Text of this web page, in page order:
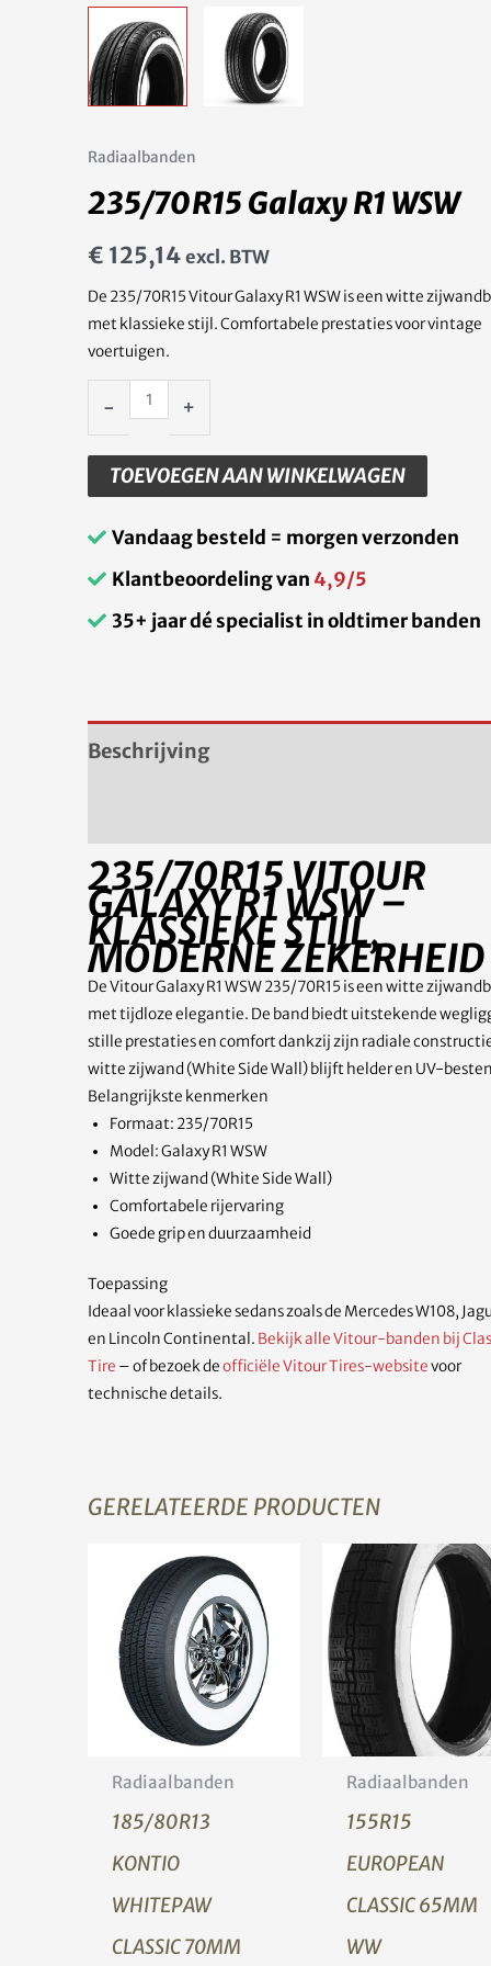
Radiaalbanden
235/70R15 Galaxy R1 WSW
€ 125,14 excl. BTW
De 235/70R15 Vitour Galaxy R1 WSW is een witte
met klassieke stijl. Comfortabele prestaties voor vintage
voertuigen.
- +
TOEVOEGEN AAN WINKELWAGEN
Vandaag besteld = morgen verzonden
Klantbeoordeling van4,9/5
35+ jaar dé specialist in oldtimer banden
Beschrijving
235/70R15 VITOUR
GALAXY R1 WSW –
KLASSIEKE STIJL,
MODERNE ZEKERHEID
De Vitour Galaxy R1 WSW 235/70R15 is een witte
met tijdloze elegantie. De band biedt uitstekende
stille prestaties en comfort dankzij zijn radiale
witte zijwand (White Side Wall) blijft helder en UV-
Belangrijkste kenmerken
Formaat: 235/70R15
Model: Galaxy R1 WSW
Witte zijwand (White Side Wall)
Comfortabele rijervaring
Goede grip en duurzaamheid
Toepassing
Ideaal voor klassieke sedans zoals de Mercedes W108,
en Lincoln Continental. Bekijk alle Vitour-banden bij
Tire – of bezoek deofficiële Vitour Tires-websitevoor
technische details.
GERELATEERDE PRODUCTEN
Radiaalbanden
185/80R13
KONTIO
WHITEPAW
CLASSIC 70MM
Radiaalbanden
155R15
EUROPEAN
CLASSIC 65MM
WW